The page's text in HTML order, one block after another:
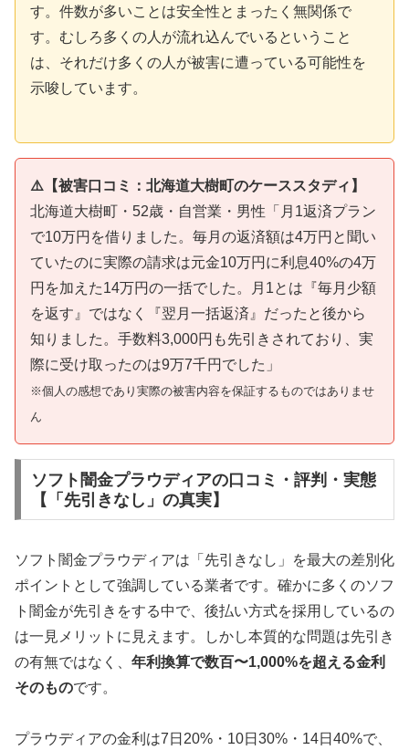
す。件数が多いことは安全性とまったく無関係で
す。むしろ多くの人が流れ込んでいるということ
は、それだけ多くの人が被害に遭っている可能性を
示唆しています。
⚠️【被害口コミ：北海道大樹町のケーススタディ】
北海道大樹町・52歳・自営業・男性「月1返済プラン
で10万円を借りました。毎月の返済額は4万円と聞い
ていたのに実際の請求は元金10万円に利息40%の4万
円を加えた14万円の一括でした。月1とは『毎月少額
を返す』ではなく『翌月一括返済』だったと後から
知りました。手数料3,000円も先引きされており、実
際に受け取ったのは9万7千円でした」
※個人の感想であり実際の被害内容を保証するものではありませ
ん
ソフト闇金プラウディアの口コミ・評判・実態
【「先引きなし」の真実】
ソフト闇金プラウディアは「先引きなし」を最大の差別化
ポイントとして強調している業者です。確かに多くのソフ
ト闇金が先引きをする中で、後払い方式を採用しているの
は一見メリットに見えます。しかし本質的な問題は先引き
の有無ではなく、 年利換算で数百〜1,000%を超える金利
そのものです。
プラウディアの金利は7日20%・10日30%・14日40%で、